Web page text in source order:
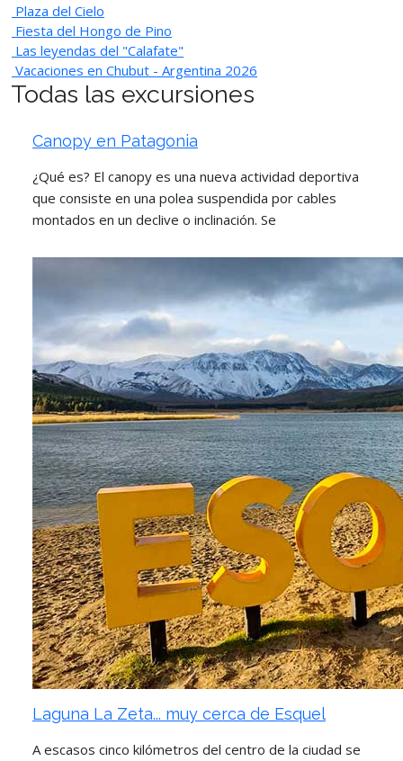
Plaza del Cielo
Fiesta del Hongo de Pino
Las leyendas del "Calafate"
Vacaciones en Chubut - Argentina 2026
Todas las excursiones
Canopy en Patagonia
¿Qué es? El canopy es una nueva actividad deportiva
que consiste en una polea suspendida por cables
montados en un declive o inclinación. Se
Laguna La Zeta... muy cerca de Esquel
A escasos cinco kilómetros del centro de la ciudad se